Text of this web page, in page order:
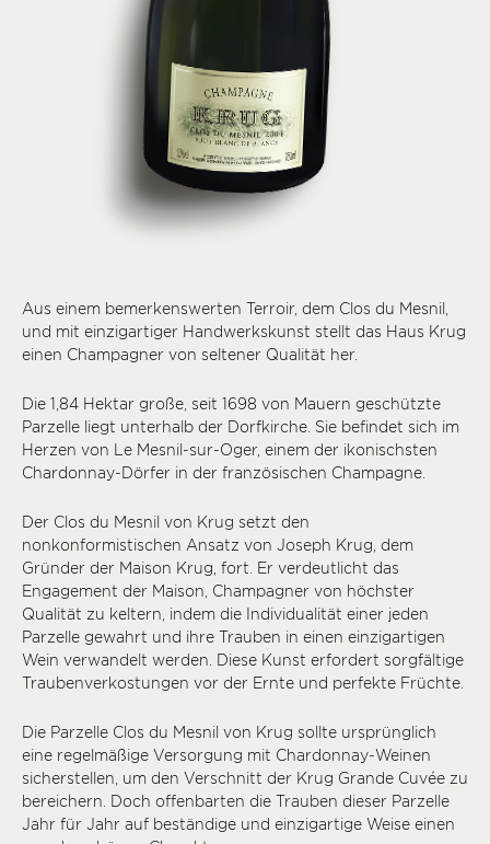
Aus einem bemerkenswerten Terroir, dem Clos du Mesnil,
und mit einzigartiger Handwerkskunst stellt das Haus Krug
einen Champagner von seltener Qualität her.
Die 1,84 Hektar große, seit 1698 von Mauern geschützte
Parzelle liegt unterhalb der Dorfkirche. Sie befindet sich im
Herzen von Le Mesnil-sur-Oger, einem der ikonischsten
Chardonnay-Dörfer in der französischen Champagne.
Der Clos du Mesnil von Krug setzt den
nonkonformistischen Ansatz von Joseph Krug, dem
Gründer der Maison Krug, fort. Er verdeutlicht das
Engagement der Maison, Champagner von höchster
Qualität zu keltern, indem die Individualität einer jeden
Parzelle gewahrt und ihre Trauben in einen einzigartigen
Wein verwandelt werden. Diese Kunst erfordert sorgfältige
Traubenverkostungen vor der Ernte und perfekte Früchte.
Die Parzelle Clos du Mesnil von Krug sollte ursprünglich
eine regelmäßige Versorgung mit Chardonnay-Weinen
sicherstellen, um den Verschnitt der Krug Grande Cuvée zu
bereichern. Doch offenbarten die Trauben dieser Parzelle
Jahr für Jahr auf beständige und einzigartige Weise einen